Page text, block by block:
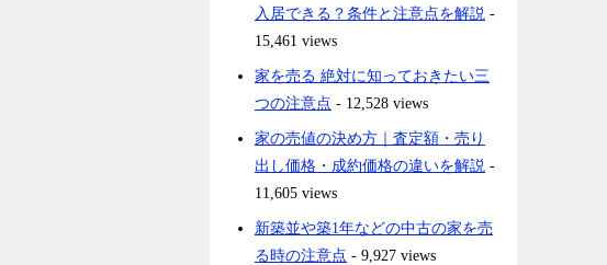
入居できる？条件と注意点を解説 -
15,461 views
家を売る 絶対に知っておきたい三
つの注意点 - 12,528 views
家の売値の決め方｜査定額・売り
出し価格・成約価格の違いを解説 -
11,605 views
新築並や築1年などの中古の家を売
る時の注意点 - 9,927 views